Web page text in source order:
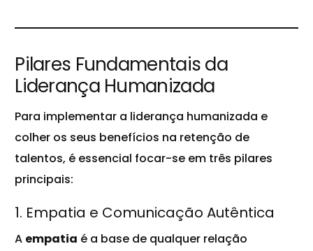
Pilares Fundamentais da
Liderança Humanizada
Para implementar a liderança humanizada e
colher os seus benefícios na retenção de
talentos, é essencial focar-se em três pilares
principais:
1. Empatia e Comunicação Autêntica
A empatia é a base de qualquer relação